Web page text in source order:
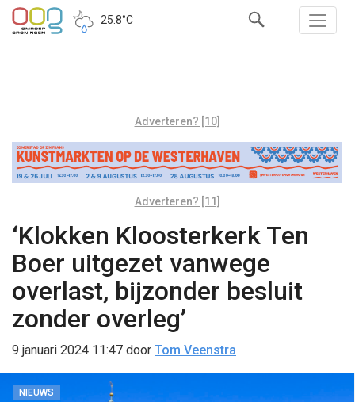
25.8°C
Adverteren? [10]
Adverteren? [11]
‘Klokken Kloosterkerk Ten
Boer uitgezet vanwege
overlast, bijzonder besluit
zonder overleg’
9 januari 2024 11:47 door Tom Veenstra
NIEUWS